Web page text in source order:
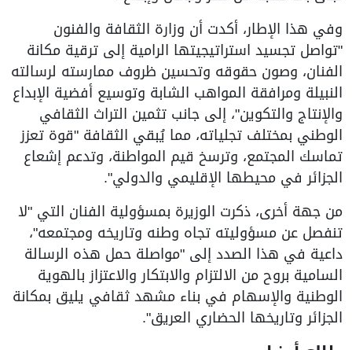
وفي هذا الإطار، أكدت أن وزارة الثقافة والفنون
"تواصل تجسيد استراتيجيتها الرامية إلى ترقية مكانة
الفنان، وصون حقوقه وتحسين ظروف ممارسته لرسالته
النبيلة ومرافقة المواهب الشابة وتوسيع أفضية الإبداع
والإنتاج والتكوين"، إلى جانب تثمين التراث الثقافي
الوطني بمختلف تجلياته، مما يُبقي الثقافة "قوة تعزز
تماسك المجتمع، وترسخ قيم المواطنة، وتدعم إشعاع
الجزائر في محيطها الإقليمي والدولي".
من جهة أخرى، ذكرت الوزيرة بمسؤولية الفنان التي "لا
تنفصل عن مسؤوليته تجاه وطنه وتاريخه ومجتمعه"،
داعية في هذا الصدد إلى "مواصلة حمل هذه الرسالة
السامية بروح من الالتزام والابتكار والاعتزاز بالهوية
الوطنية والإسهام في بناء مشهد ثقافي يليق بمكانة
الجزائر وتاريخها الحضاري العريق".